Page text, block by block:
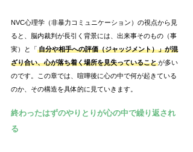
NVC心理学（非暴力コミュニケーション）の視点から見
ると、脳内裁判が長引く背景には、出来事そのもの（事
実）と「 自分や相手への評価（ジャッジメント）」が混
ざり合い、心が落ち着く場所を見失っていることが多い
のです。この章では、喧嘩後に心の中で何が起きている
のか、その構造を具体的に見ていきます。
終わったはずのやりとりが心の中で繰り返され
る